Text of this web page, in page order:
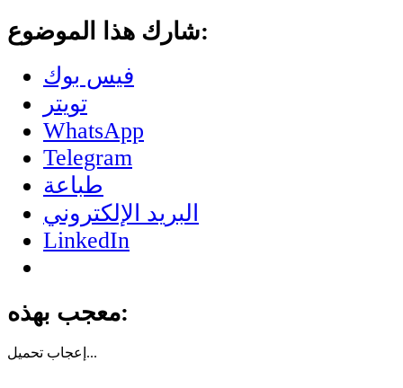
شارك هذا الموضوع:
فيس بوك
تويتر
WhatsApp
Telegram
طباعة
البريد الإلكتروني
LinkedIn
معجب بهذه:
إعجاب تحميل...